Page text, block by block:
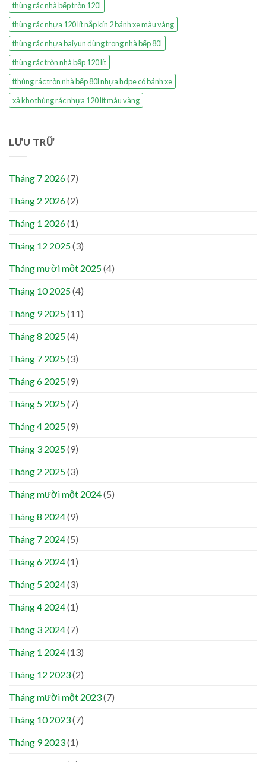
thùng rác nhà bếp tròn 120l
thùng rác nhựa 120 lít nắp kín 2 bánh xe màu vàng
thùng rác nhựa baiyun dùng trong nhà bếp 80l
thùng rác tròn nhà bếp 120 lít
tthùng rác tròn nhà bếp 80l nhựa hdpe có bánh xe
xả kho thùng rác nhựa 120 lít màu vàng
LƯU TRỮ
Tháng 7 2026(7)
Tháng 2 2026(2)
Tháng 1 2026(1)
Tháng 12 2025(3)
Tháng mười một 2025(4)
Tháng 10 2025(4)
Tháng 9 2025(11)
Tháng 8 2025(4)
Tháng 7 2025(3)
Tháng 6 2025(9)
Tháng 5 2025(7)
Tháng 4 2025(9)
Tháng 3 2025(9)
Tháng 2 2025(3)
Tháng mười một 2024(5)
Tháng 8 2024(9)
Tháng 7 2024(5)
Tháng 6 2024(1)
Tháng 5 2024(3)
Tháng 4 2024(1)
Tháng 3 2024(7)
Tháng 1 2024(13)
Tháng 12 2023(2)
Tháng mười một 2023(7)
Tháng 10 2023(7)
Tháng 9 2023(1)